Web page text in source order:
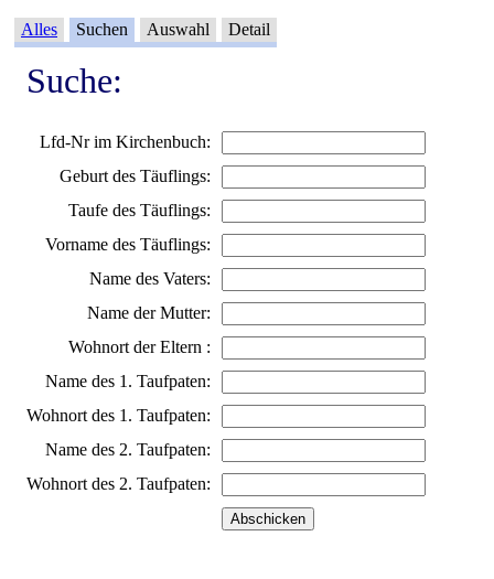
Alles Suchen Auswahl Detail
Suche:
Lfd-Nr im Kirchenbuch:
Geburt des Täuflings:
Taufe des Täuflings:
Vorname des Täuflings:
Name des Vaters:
Name der Mutter:
Wohnort der Eltern :
Name des 1. Taufpaten:
Wohnort des 1. Taufpaten:
Name des 2. Taufpaten:
Wohnort des 2. Taufpaten: